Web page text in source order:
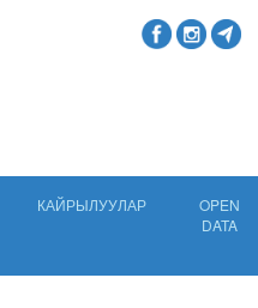
КАЙРЫЛУУЛАР
OPEN
DATA